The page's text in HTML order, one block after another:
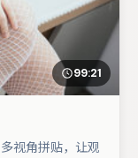
99:21
视角拼贴，让观